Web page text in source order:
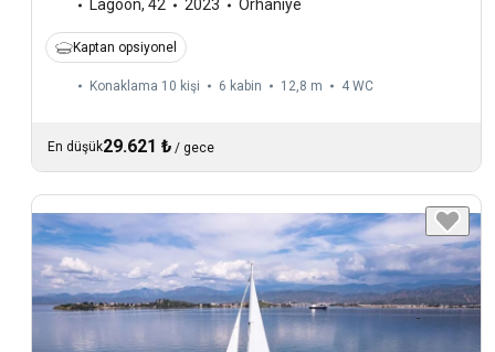
Lagoon, 42 2023 Orhaniye
Kaptan opsiyonel
Konaklama 10 kişi 6 kabin 12,8 m 4 WC
En düşük29.621 ₺ / gece